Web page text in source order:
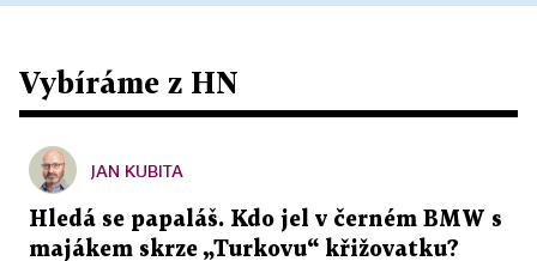
Vybíráme z HN
JAN KUBITA
Hledá se papaláš. Kdo jel v černém BMW s
majákem skrze „Turkovu“ křižovatku?